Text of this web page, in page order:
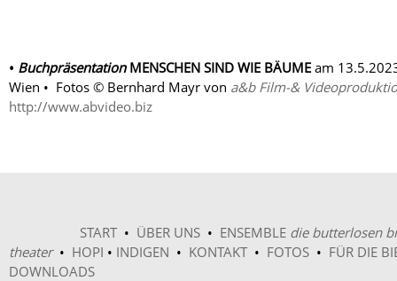
• Buchpräsentation MENSCHEN SIND WIE BÄUME am
Wien • Fotos © Bernhard Mayr von a&b Film-&
http://www.abvideo.biz
START • ÜBER UNS • ENSEMBLE die butterlosen
theater • HOPI • INDIGEN • KONTAKT • FOTOS • FÜR DIE
DOWNLOADS